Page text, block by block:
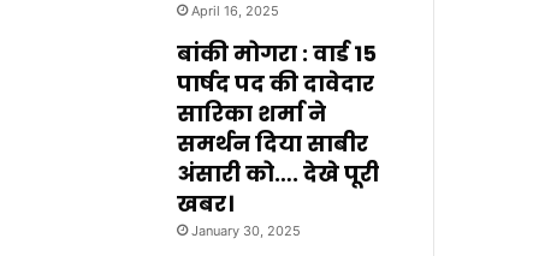
April 16, 2025
बांकी मोगरा : वार्ड 15
पार्षद पद की दावेदार
सारिका शर्मा ने
समर्थन दिया साबीर
अंसारी को…. देखे पूरी
खबर।
January 30, 2025